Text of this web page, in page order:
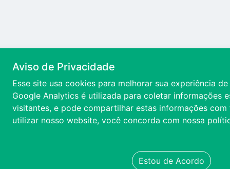
Aviso de Privacidade
Esse site usa cookies para melhorar sua experiência
Google Analytics é utilizada para coletar informações
visitantes, e pode compartilhar estas informações
utilizar nosso website, você concorda com nossa
Estou de Acordo